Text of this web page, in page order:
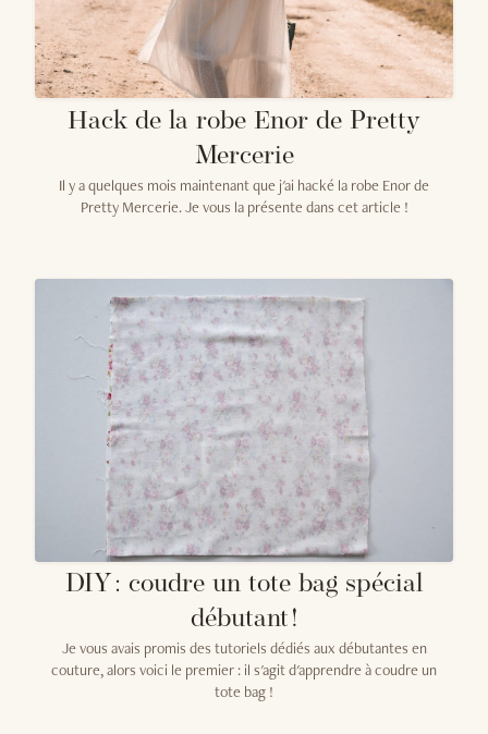
Hack de la robe Enor de Pretty
Mercerie
Il y a quelques mois maintenant que j'ai hacké la robe Enor de
Pretty Mercerie. Je vous la présente dans cet article !
DIY : coudre un tote bag spécial
débutant !
Je vous avais promis des tutoriels dédiés aux débutantes en
couture, alors voici le premier : il s'agit d'apprendre à coudre un
tote bag !